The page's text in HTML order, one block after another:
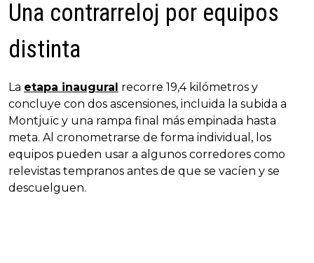
Una contrarreloj por equipos
distinta
La etapa inaugural recorre 19,4 kilómetros y
concluye con dos ascensiones, incluida la subida a
Montjuïc y una rampa final más empinada hasta
meta. Al cronometrarse de forma individual, los
equipos pueden usar a algunos corredores como
relevistas tempranos antes de que se vacíen y se
descuelguen.